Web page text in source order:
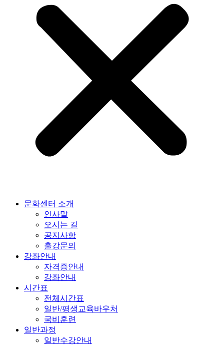
문화센터 소개
인사말
오시는 길
공지사항
출강문의
강좌안내
자격증안내
강좌안내
시간표
전체시간표
일반/평생교육바우처
국비훈련
일반과정
일반수강안내